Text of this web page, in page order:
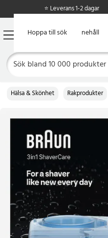
Hoppa till huvudinnehåll
Hoppa till sök
⭐ Leverans 1-2 dagar
Hälsa & Skönhet Rakprodukter